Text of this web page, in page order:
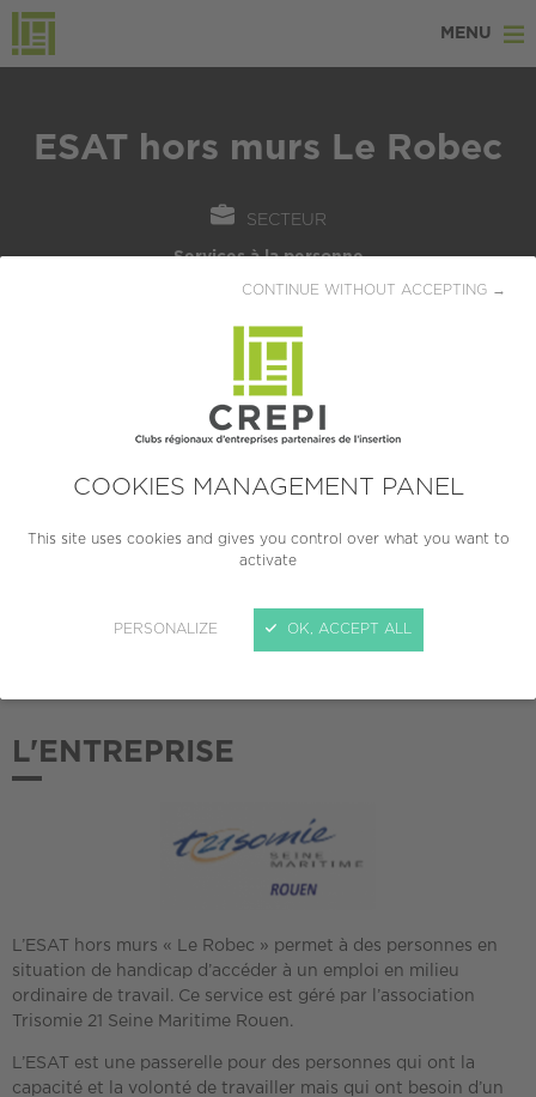
COOKIES MANAGEMENT PANEL
This site uses cookies and gives you control over what you want to
activate
PERSONALIZE
CONTINUE WITHOUT ACCEPTING →
OK, ACCEPT ALL
MENU
ESAT hors murs Le Robec
SECTEUR
Services à la personne
CRÉATION
2011
TAILLE
TPE (moins de 10 salariés)
2021
L'ENTREPRISE
L’ESAT hors murs « Le Robec » permet à des personnes en
situation de handicap d’accéder à un emploi en milieu
ordinaire de travail. Ce service est géré par l’association
Trisomie 21 Seine Maritime Rouen.
L’ESAT est une passerelle pour des personnes qui ont la
capacité et la volonté de travailler mais qui ont besoin d’un